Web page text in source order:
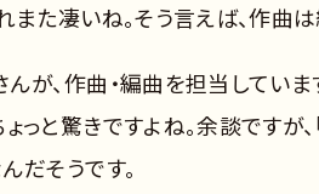
また凄いね。そう言えば、作曲
んが、作曲・編曲を担当してい
っと驚きですよね。余談ですが
だそうです。